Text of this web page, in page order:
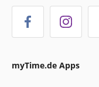
myTime.de Apps